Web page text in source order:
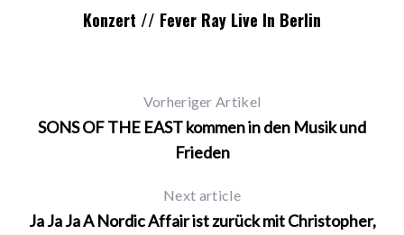
Konzert // Fever Ray Live In Berlin
Vorheriger Artikel
SONS OF THE EAST kommen in den Musik und
Frieden
Next article
Ja Ja Ja A Nordic Affair ist zurück mit Christopher,